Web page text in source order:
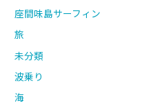
座間味島サーフィン
旅
未分類
波乗り
海